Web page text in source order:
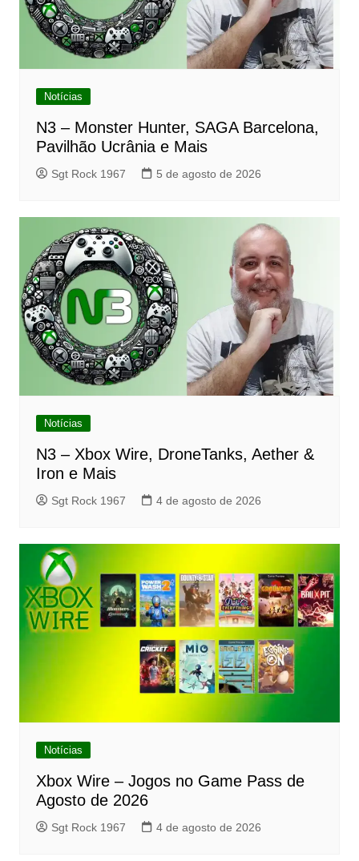
Notícias
N3 – Monster Hunter, SAGA Barcelona,
Pavilhão Ucrânia e Mais
Sgt Rock 1967 5 de agosto de 2026
Notícias
N3 – Xbox Wire, DroneTanks, Aether &
Iron e Mais
Sgt Rock 1967 4 de agosto de 2026
Notícias
Xbox Wire – Jogos no Game Pass de
Agosto de 2026
Sgt Rock 1967 4 de agosto de 2026